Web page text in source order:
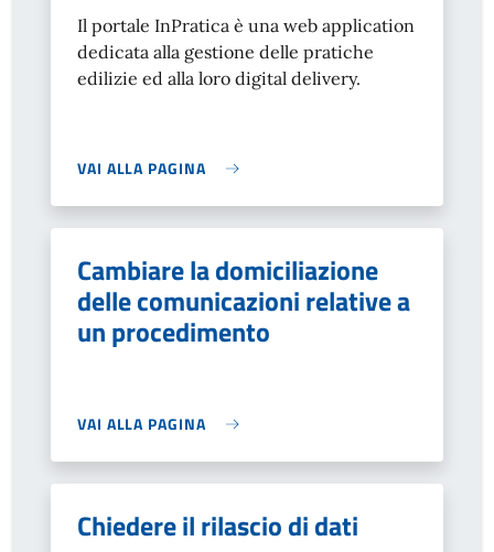
Il portale InPratica è una web application
dedicata alla gestione delle pratiche
edilizie ed alla loro digital delivery.
VAI ALLA PAGINA
Cambiare la domiciliazione
delle comunicazioni relative a
un procedimento
VAI ALLA PAGINA
Chiedere il rilascio di dati